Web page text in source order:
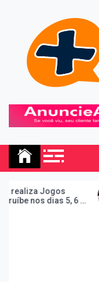
Mais
Notícias e
realiza Jogos
nos dias 5, 6 e